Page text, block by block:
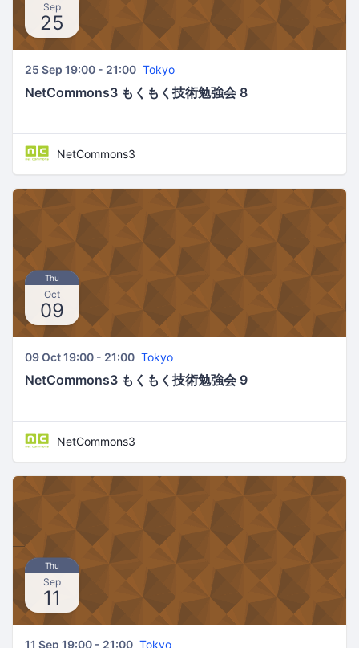
Sep
25
25 Sep 19:00 - 21:00 Tokyo
NetCommons3 もくもく技術勉強会 8
NetCommons3
Thu
Oct
09
09 Oct 19:00 - 21:00 Tokyo
NetCommons3 もくもく技術勉強会 9
NetCommons3
Thu
Sep
11
11 Sep 19:00 - 21:00 Tokyo